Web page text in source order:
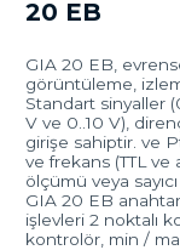
20 EB
GIA 20 EB,
görüntüleme,
Standart sinyaller
V ve 0..10 V),
girişe sahiptir. ve
ve frekans (TTL ve
ölçümü veya
GIA 20 EB
işlevleri 2 noktalı
kontrolör, min /